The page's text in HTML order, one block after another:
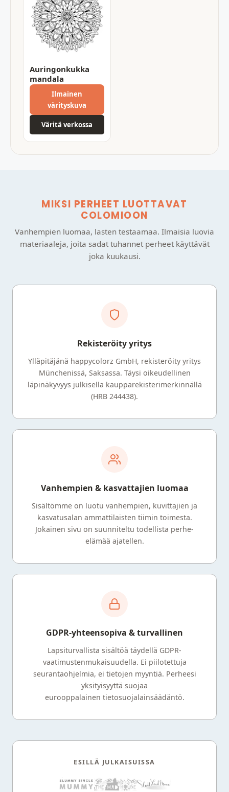
Auringonkukka
mandala
Ilmainen
värityskuva
Väritä verkossa
MIKSI PERHEET LUOTTAVAT
COLOMIOON
Vanhempien luomaa, lasten testaamaa. Ilmaisia luovia
materiaaleja, joita sadat tuhannet perheet käyttävät
joka kuukausi.
Rekisteröity yritys
Ylläpitäjänä happycolorz GmbH, rekisteröity yritys
Münchenissä, Saksassa. Täysi oikeudellinen
läpinäkyvyys julkisella kaupparekisterimerkinnällä
(HRB 244438).
Vanhempien & kasvattajien luomaa
Sisältömme on luotu vanhempien, kuvittajien ja
kasvatusalan ammattilaisten tiimin toimesta.
Jokainen sivu on suunniteltu todellista perhe-
elämää ajatellen.
GDPR-yhteensopiva & turvallinen
Lapsiturvallista sisältöä täydellä GDPR-
vaatimustenmukaisuudella. Ei piilotettuja
seurantaohjelmia, ei tietojen myyntiä. Perheesi
yksityisyyttä suojaa
eurooppalainen tietosuojalainsäädäntö.
ESILLÄ JULKAISUISSA